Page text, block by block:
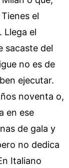
el
el
sacaste del
no es de
ejecutar.
noventa o,
en ese
de gala y
no dedica
Italiano